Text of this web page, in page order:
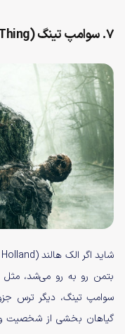
۷. سوامپ تینگ (Swamp Thing)
بتمن رو به رو می‌شد، مثل
سوامپ تینگ، دیگر ترس
گیاهان بخشی از شخصیت